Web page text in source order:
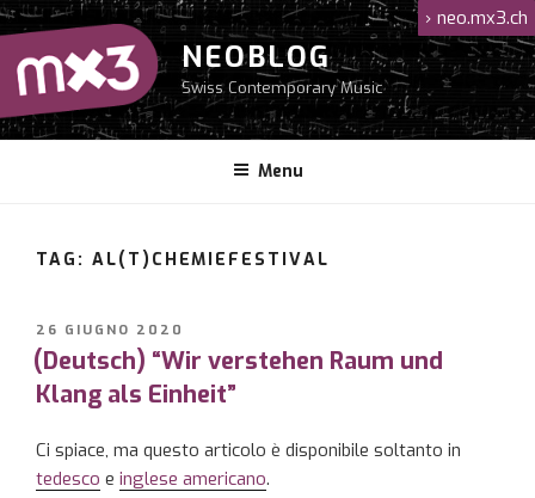
Salta
al
contenuto
NEOBLOG
Swiss Contemporary Music
Menu
› neo.mx3.ch
TAG: AL(T)CHEMIEFESTIVAL
PUBBLICATO
IL
26 GIUGNO 2020
(Deutsch) “Wir verstehen Raum und
Klang als Einheit”
Ci spiace, ma questo articolo è disponibile soltanto in
tedesco e inglese americano.